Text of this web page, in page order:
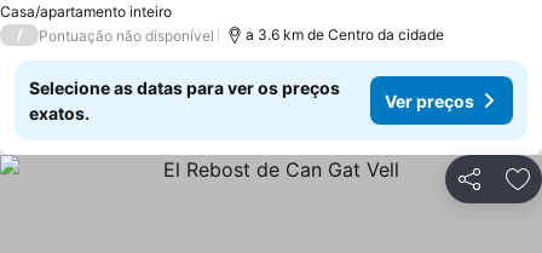
Casa/apartamento inteiro
/ Pontuação não disponível a 3.6 km de Centro da cidade
Selecione as datas para ver os preços
exatos.
Ver preços
Partilhar